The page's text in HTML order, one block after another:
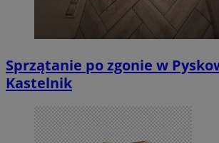
Sprzątanie po zgonie w
Kastelnik